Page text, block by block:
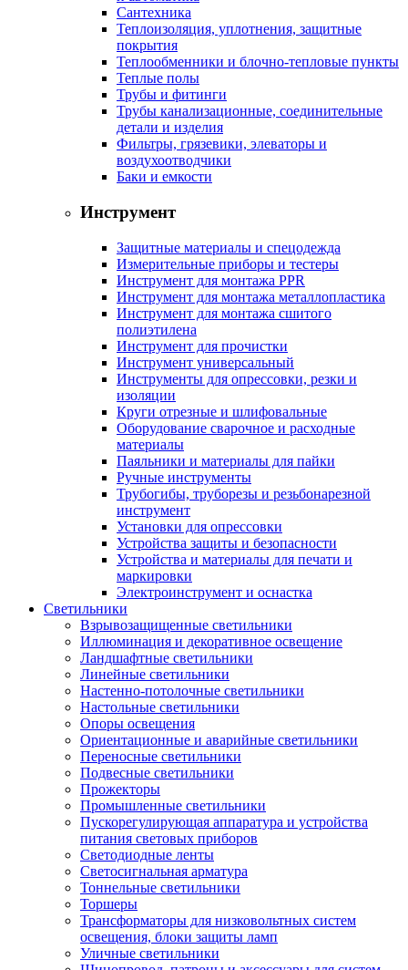
Сантехника
Теплоизоляция, уплотнения, защитные
покрытия
Теплообменники и блочно-тепловые пункты
Теплые полы
Трубы и фитинги
Трубы канализационные, соединительные
детали и изделия
Фильтры, грязевики, элеваторы и
воздухоотводчики
Баки и емкости
Инструмент
Защитные материалы и спецодежда
Измерительные приборы и тестеры
Инструмент для монтажа PPR
Инструмент для монтажа металлопластика
Инструмент для монтажа сшитого
полиэтилена
Инструмент для прочистки
Инструмент универсальный
Инструменты для опрессовки, резки и
изоляции
Круги отрезные и шлифовальные
Оборудование сварочное и расходные
материалы
Паяльники и материалы для пайки
Ручные инструменты
Трубогибы, труборезы и резьбонарезной
инструмент
Установки для опрессовки
Устройства защиты и безопасности
Устройства и материалы для печати и
маркировки
Электроинструмент и оснастка
Светильники
Взрывозащищенные светильники
Иллюминация и декоративное освещение
Ландшафтные светильники
Линейные светильники
Настенно-потолочные светильники
Настольные светильники
Опоры освещения
Ориентационные и аварийные светильники
Переносные светильники
Подвесные светильники
Прожекторы
Промышленные светильники
Пускорегулирующая аппаратура и устройства
питания световых приборов
Светодиодные ленты
Светосигнальная арматура
Тоннельные светильники
Торшеры
Трансформаторы для низковольтных систем
освещения, блоки защиты ламп
Уличные светильники